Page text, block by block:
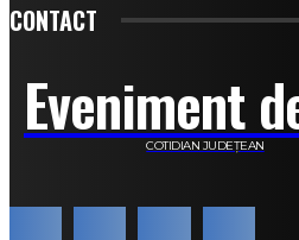
CONTACT
Eveniment
COTIDIAN JUDEȚEAN